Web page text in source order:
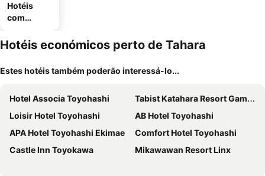
Hotéis
com
mento
Hotéis económicos perto de Tahara
Estes hotéis também poderão interessá-lo...
Hotel Associa Toyohashi
Tabist Katahara Resort Gamagori
Loisir Hotel Toyohashi
AB Hotel Toyohashi
APA Hotel Toyohashi Ekimae
Comfort Hotel Toyohashi
Castle Inn Toyokawa
Mikawawan Resort Linx